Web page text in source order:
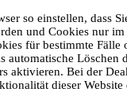
so einstellen, dass
und Cookies nur
für bestimmte Fälle
automatische Löschen
aktivieren. Bei der
dieser Website